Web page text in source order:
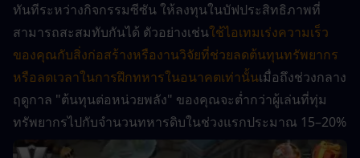
ทันทีระหว่างกิจกรรมซีซัน ให้ลงทุนในบัฟประสิทธิภาพที่
สามารถสะสมทับกันได้ ตัวอย่างเช่นใช้ไอเทมเร่งความเร็ว
ของคุณกับสิ่งก่อสร้างหรืองานวิจัยที่ช่วยลดต้นทุนทรัพยากร
หรือลดเวลาในการฝึกทหารในอนาคตเท่านั้นเมื่อถึงช่วงกลาง
ฤดูกาล "ต้นทุนต่อหน่วยพลัง" ของคุณจะต่ำกว่าผู้เล่นที่ทุ่ม
ทรัพยากรไปกับจำนวนทหารดิบในช่วงแรกประมาณ 15–20%